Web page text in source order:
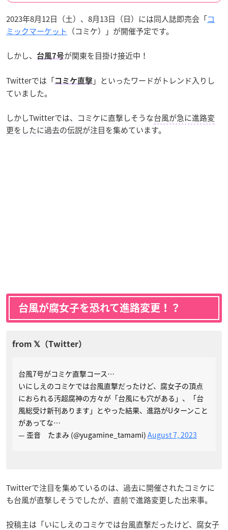
2023年8月12日（土）、8月13日（日）には同人誌即売会「コ
ミックマーケット （コミケ）」が開催予定です。
しかし、 台風7号が関東を目掛け接近中！
Twitterでは「コミケ直撃 」といったワードがトレンド入りし
ていました。
しかしTwitterでは、コミケに直撃しそうな台風が急に進路変
更をしたに過去の伝説が注目を集めています。
台風が腐女子を恐れて進路変更！？
台風7号がコミケ直撃コース…
いにしえのコミケでは台風直撃だったけど、腐女子の頂点
におられる汚超腐神の方々が「台風にも穴がある」、「台
風総受け新刊あります」とやった結果、進路がUターンこと
があってな…
— 歪音 たまみ (@yugamine_tamami) August 7, 2023
Twitterで注目を集めているのは、過去に開催されたコミケに
も台風が直撃しそうでしたが、直前で進路変更した出来事。
投稿主は「いにしえのコミケでは台風直撃だったけど、腐女子